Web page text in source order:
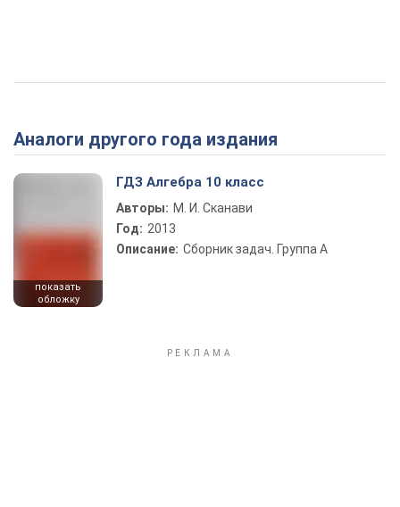
Аналоги другого года издания
показать
обложку
ГДЗ Алгебра 10 класс
Авторы: М. И. Сканави
Год: 2013
Описание: Сборник задач. Группа А